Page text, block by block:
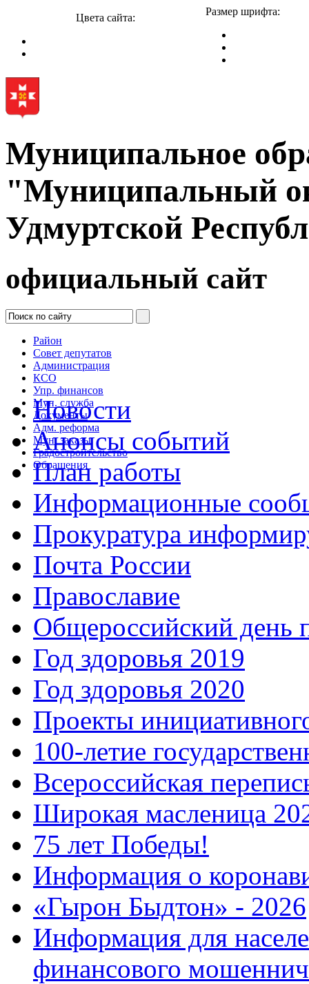
Цвета сайта:
Размер шрифта:
Муниципальное
"Муниципальный
Удмуртской
официальный сайт
Район
Совет депутатов
Администрация
КСО
Упр. финансов
Мун. служба
Документы
Адм. реформа
Мун. заказы
Градостроительство
Обращения
Новости
Анонсы событий
План работы
Информационные
Прокуратура
Почта России
Православие
Общероссийский день
Год здоровья 2019
Год здоровья 2020
Проекты
100-летие
Всероссийская
Широкая масленица
75 лет Победы!
Информация о
«Гырон Быдтон» - 2026
Информация для
финансового